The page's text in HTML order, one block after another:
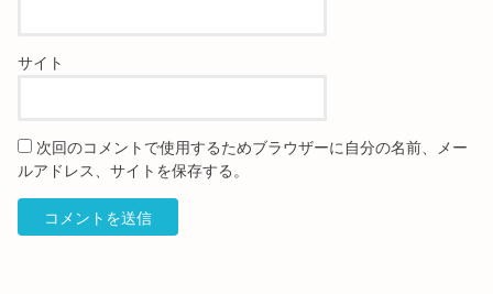
サイト
次回のコメントで使用するためブラウザーに自分の名前、メー
ルアドレス、サイトを保存する。